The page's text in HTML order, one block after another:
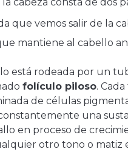
que vemos salir de la
mantiene al cabello
está rodeada por un
folículo piloso.
de células
una
en proceso de
otro tono o matiz